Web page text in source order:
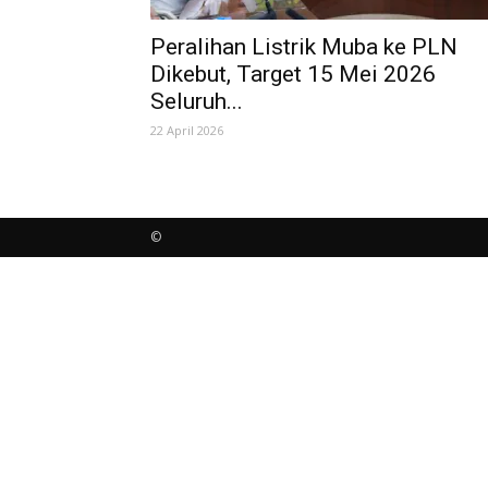
Peralihan Listrik Muba ke PLN
Dikebut, Target 15 Mei 2026
Seluruh...
22 April 2026
©